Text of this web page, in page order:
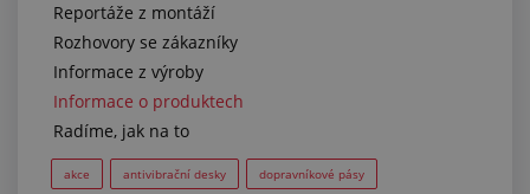
Dopravníkové pásy a montáž
Zlepšení pracovního prostředí
Další pryžové a plastové výrobky
Reportáže z montáží
Rozhovory se zákazníky
Informace z výroby
Informace o produktech
Radíme, jak na to
akce antivibrační desky dopravníkové pásy